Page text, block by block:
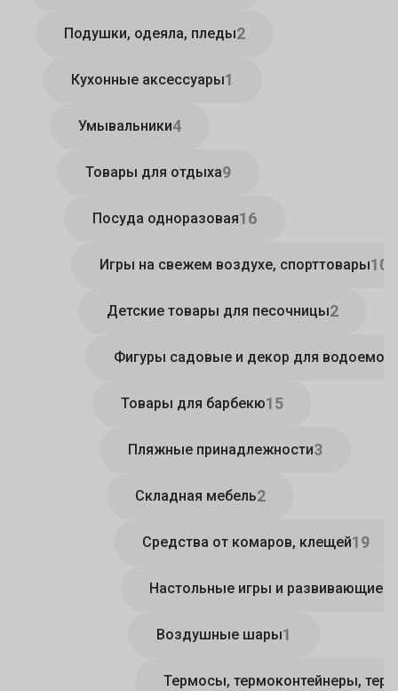
Подушки, одеяла, пледы2
Кухонные аксессуары1
Умывальники4
Товары для отдыха9
Посуда одноразовая16
Игры на свежем воздухе, спорттовары10
Детские товары для песочницы2
Фигуры садовые и декор для водоемов
Товары для барбекю15
Пляжные принадлежности3
Складная мебель2
Средства от комаров, клещей19
Настольные игры и развивающие
Воздушные шары1
Термосы, термоконтейнеры,